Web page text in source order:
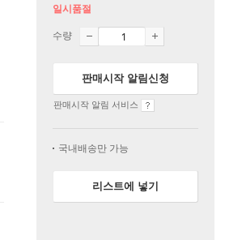
일시품절
수량
판매시작 알림신청
판매시작 알림 서비스
국내배송만 가능
리스트에 넣기